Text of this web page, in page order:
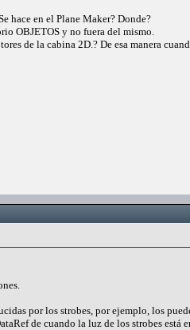
hace en el Plane Maker? Donde?
OBJETOS y no fuera del mismo.
de la cabina 2D.? De esa manera
por los strobes, por ejemplo, los
de cuando la luz de los strobes está